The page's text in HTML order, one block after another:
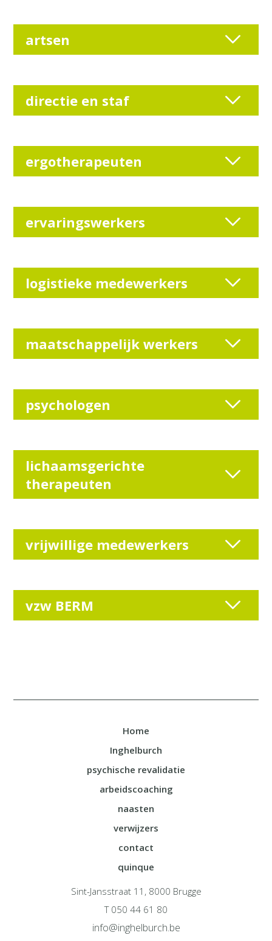
artsen
directie en staf
ergotherapeuten
ervaringswerkers
logistieke medewerkers
maatschappelijk werkers
psychologen
lichaamsgerichte
therapeuten
vrijwillige medewerkers
vzw BERM
Home
Inghelburch
psychische revalidatie
arbeidscoaching
naasten
verwijzers
contact
quinque
Sint-Jansstraat 11, 8000 Brugge
T 050 44 61 80
info@inghelburch.be